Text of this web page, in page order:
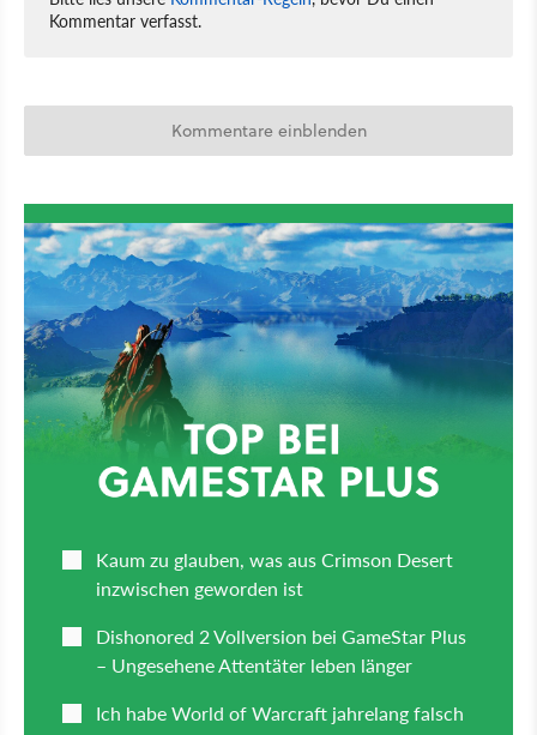
Kommentar verfasst.
Kommentare einblenden